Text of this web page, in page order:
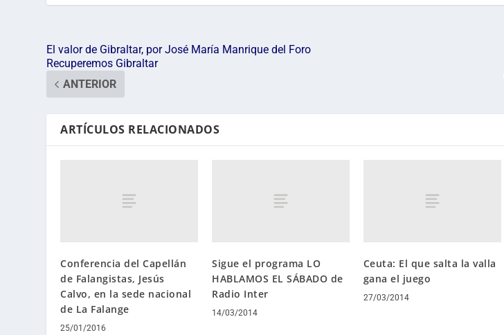
El valor de Gibraltar, por José María Manrique del Foro
Recuperemos Gibraltar
ANTERIOR
ARTÍCULOS RELACIONADOS
Conferencia del Capellán
de Falangistas, Jesús
Calvo, en la sede nacional
de La Falange
25/01/2016
Sigue el programa LO
HABLAMOS EL SÁBADO de
Radio Inter
14/03/2014
Ceuta: El que salta la valla
gana el juego
27/03/2014